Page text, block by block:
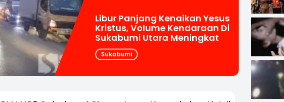
Libur Panjang Kenaikan Yesus
Kristus, Volume Kendaraan Di
Sukabumi Utara Meningkat
Sukabumi